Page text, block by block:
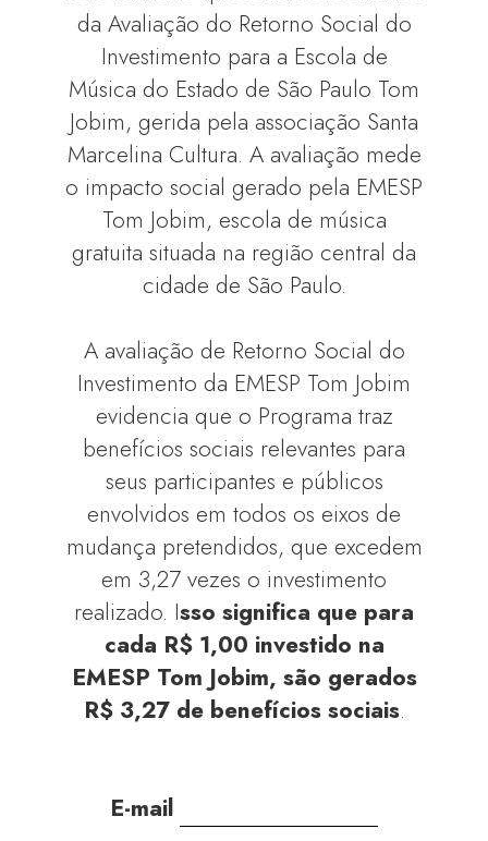
da Avaliação do Retorno Social do
Investimento para a Escola de
Música do Estado de São Paulo Tom
Jobim, gerida pela associação Santa
Marcelina Cultura. A avaliação mede
o impacto social gerado pela EMESP
Tom Jobim, escola de música
gratuita situada na região central da
cidade de São Paulo.
A avaliação de Retorno Social do
Investimento da EMESP Tom Jobim
evidencia que o Programa traz
benefícios sociais relevantes para
seus participantes e públicos
envolvidos em todos os eixos de
mudança pretendidos, que excedem
em 3,27 vezes o investimento
realizado. Isso significa que para
cada R$ 1,00 investido na
EMESP Tom Jobim, são gerados
R$ 3,27 de benefícios sociais.
E-mail